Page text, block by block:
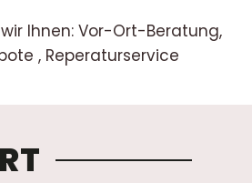
Ihnen: Vor-Ort-Beratung,
, Reperaturservice